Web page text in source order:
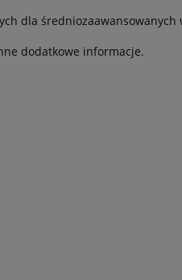
dla średniozaawansowanych
dodatkowe informacje.